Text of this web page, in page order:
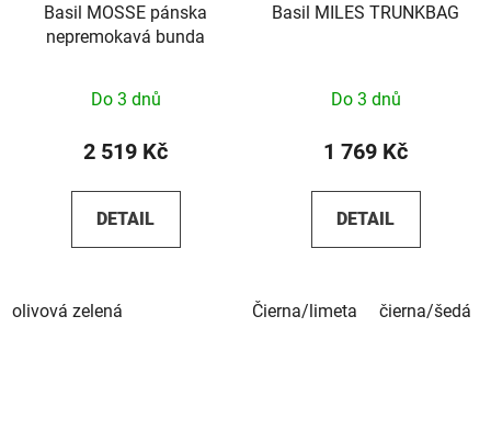
Basil MOSSE pánska
nepremokavá bunda
Do 3 dnů
2 519 Kč
DETAIL
olivová zelená
Basil MILES TRUNKBAG
Do 3 dnů
1 769 Kč
DETAIL
Čierna/limeta čierna/šedá